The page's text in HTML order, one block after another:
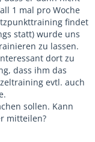
1 mal pro Woche
findet
statt) wurde uns
zu lassen.
dort zu
dass ihm das
evtl. auch
sollen. Kann
mitteilen?